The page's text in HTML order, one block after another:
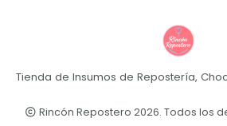
Tienda de Insumos de Repostería,
Rincón Repostero 2026. Todos los